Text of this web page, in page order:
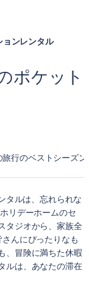
ョンレンタル
ポケット
行のベストシーズン
タルは、忘れられな
リデーホームのセ
タジオから、家族全
んにぴったりなも
、冒険に満ちた休暇
ルは、あなたの滞在